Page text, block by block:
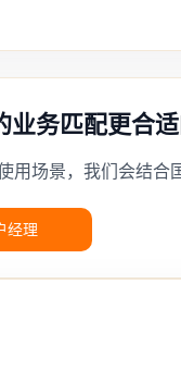
业务匹配更合适
用场景，我们会结
经理